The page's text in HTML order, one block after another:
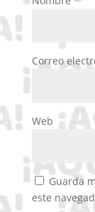
Correo
Web
Guarda
este